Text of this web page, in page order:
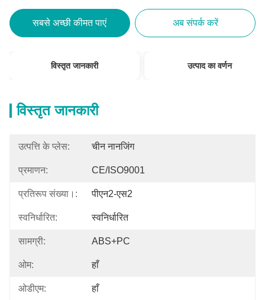
सबसे अच्छी कीमत पाएं अब संपर्क करें
विस्तृत जानकारी उत्पाद का वर्णन
विस्तृत जानकारी
उत्पत्ति के प्लेस: चीन नानजिंग
प्रमाणन: CE/ISO9001
प्रतिरूप संख्या।: पीएन2-एस2
स्वनिर्धारित: स्वनिर्धारित
सामग्री: ABS+PC
ओम: हाँ
ओडीएम: हाँ